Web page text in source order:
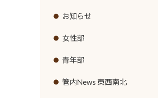
支店･店舗･ATM一覧
ご利用にあたって
セキュリティ基本方針
新規職員採用募集
牛
豚
鶏
ナス
各種手数料
金利情報
お取引ごとの定型約款
緊急のご連絡
直売所のご案内
営農資材
生活資材
お知らせ
女性部
青年部
管内News 東西南北